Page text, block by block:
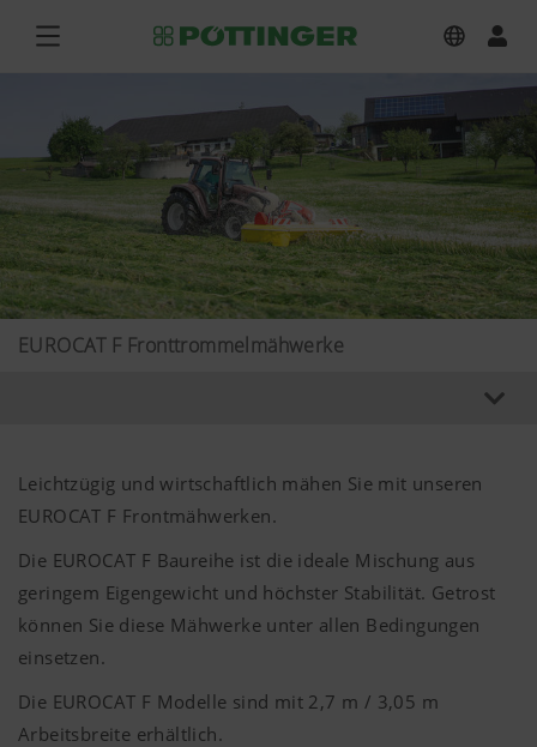
EUROCAT F Fronttrommelmähwerke
Leichtzügig und wirtschaftlich mähen Sie mit unseren
EUROCAT F Frontmähwerken.
Die EUROCAT F Baureihe ist die ideale Mischung aus
geringem Eigengewicht und höchster Stabilität. Getrost
können Sie diese Mähwerke unter allen Bedingungen
einsetzen.
Die EUROCAT F Modelle sind mit 2,7 m / 3,05 m
Arbeitsbreite erhältlich.